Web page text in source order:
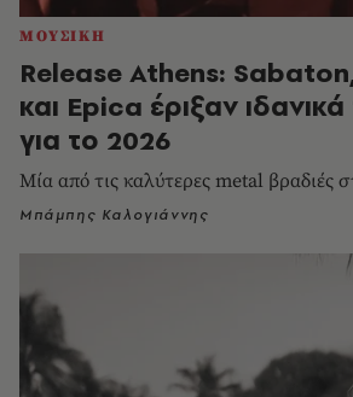
ΜΟΥΣΙΚΗ
Release Athens:
και Epica έριξαν
για το 2026
Μία από τις καλύτερες metal βραδιές
Μπάμπης Καλογιάννης